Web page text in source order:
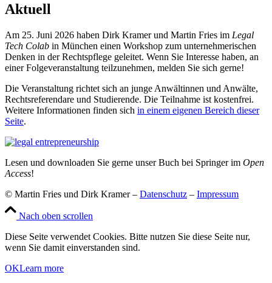
Aktuell
Am 25. Juni 2026 haben Dirk Kramer und Martin Fries im Legal
Tech Colab in München einen Workshop zum unternehmerischen
Denken in der Rechtspflege geleitet. Wenn Sie Interesse haben, an
einer Folgeveranstaltung teilzunehmen, melden Sie sich gerne!
Die Veranstaltung richtet sich an junge Anwältinnen und Anwälte,
Rechtsreferendare und Studierende. Die Teilnahme ist kostenfrei.
Weitere Informationen finden sich in einem eigenen Bereich dieser
Seite.
Lesen und downloaden Sie gerne unser Buch bei Springer im Open
Access!
© Martin Fries und Dirk Kramer – Datenschutz – Impressum
Nach oben scrollen
Diese Seite verwendet Cookies. Bitte nutzen Sie diese Seite nur,
wenn Sie damit einverstanden sind.
OKLearn more